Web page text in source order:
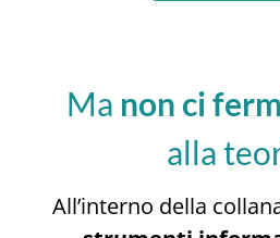
Ma non ci
alla
All’interno della